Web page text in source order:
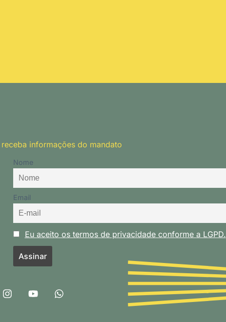
informações do mandato
Nome
Email
Eu aceito os termos de privacidade conforme a LGPD.